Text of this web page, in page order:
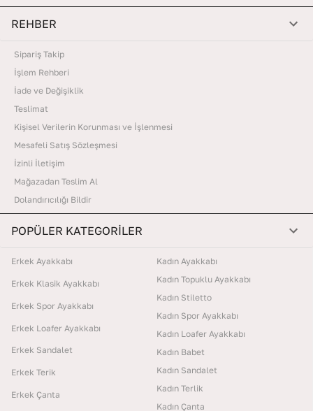
REHBER
Sipariş Takip
İşlem Rehberi
İade ve Değişiklik
Teslimat
Kişisel Verilerin Korunması ve İşlenmesi
Mesafeli Satış Sözleşmesi
İzinli İletişim
Mağazadan Teslim Al
Dolandırıcılığı Bildir
POPÜLER KATEGORİLER
Erkek Ayakkabı
Erkek Klasik Ayakkabı
Erkek Spor Ayakkabı
Erkek Loafer Ayakkabı
Erkek Sandalet
Erkek Terik
Erkek Çanta
Kadın Ayakkabı
Kadın Topuklu Ayakkabı
Kadın Stiletto
Kadın Spor Ayakkabı
Kadın Loafer Ayakkabı
Kadın Babet
Kadın Sandalet
Kadın Terlik
Kadın Çanta